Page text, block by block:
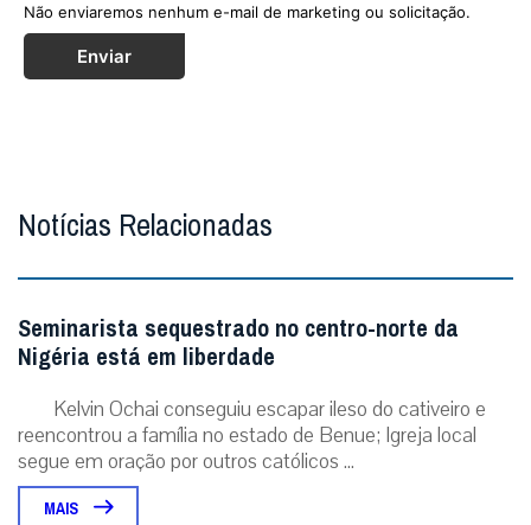
Não enviaremos nenhum e-mail de marketing ou solicitação.
Enviar
Notícias Relacionadas
Seminarista sequestrado no centro-norte da
Nigéria está em liberdade
Kelvin Ochai conseguiu escapar ileso do cativeiro e
reencontrou a família no estado de Benue; Igreja local
segue em oração por outros católicos ...
MAIS